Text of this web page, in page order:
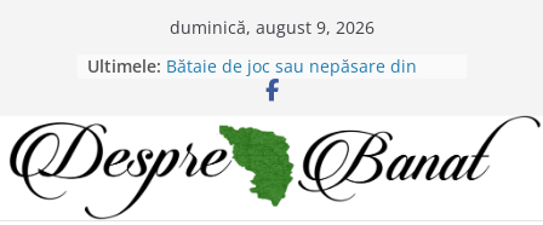
duminică, august 9, 2026
Ultimele:
Chilipiruri pentru micii viticultorii
bănăţeni !
Bătaie de joc sau nepăsare din
Lansarea de carte a lui Alex Murgoi
în Timișoara
Alex Murgoi, un glas al lumii
satului bănățean !